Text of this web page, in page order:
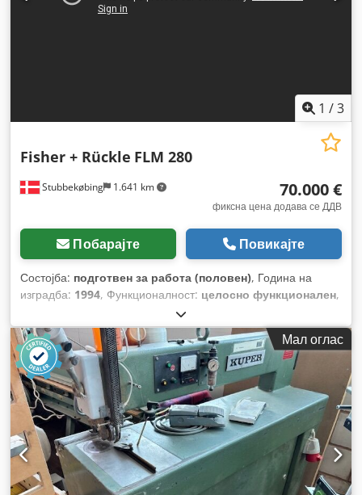
1 /3
Stubbekøbing 1.641 km
Fisher + Rückle FLM 280
70.000 €
фиксна цена додава се ДДВ
Побарајте Повикајте
Состојба: подготвен за работа (половен), Година на
изградба: 1994, Функционалност: целосно функционален,
740703/01
2.800 мм, влезен напон:400 V, тип на влезен струја:
трифазен, Мал оглас